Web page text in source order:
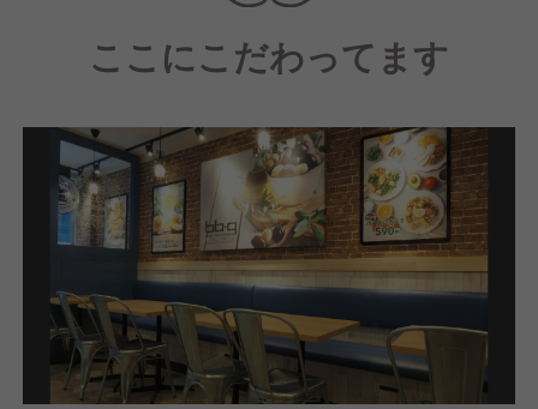
中途入社者向けの研修（店舗技術の基礎知識、社内制
度、理念を学ぶ）を受講頂きます。
キッチン業務やホール業務、運営業務を学んでいただ
きながら、店長としての一連の業務を学んでいただき
ます。
【その後は】
約1年～3年の間に店長に昇進し、店舗の運営を行って
いただきます。
【店長になった後は】
ここにこだわってます